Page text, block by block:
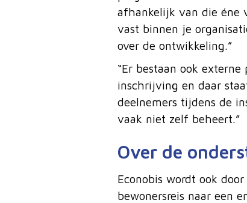
afhankelijk van die éne
vast binnen je
over de ontwikkeling.”
“Er bestaan ook
inschrijving en daar
deelnemers tijdens de
vaak niet zelf beheert.”
Over de
Econobis wordt ook
bewonersreis naar een